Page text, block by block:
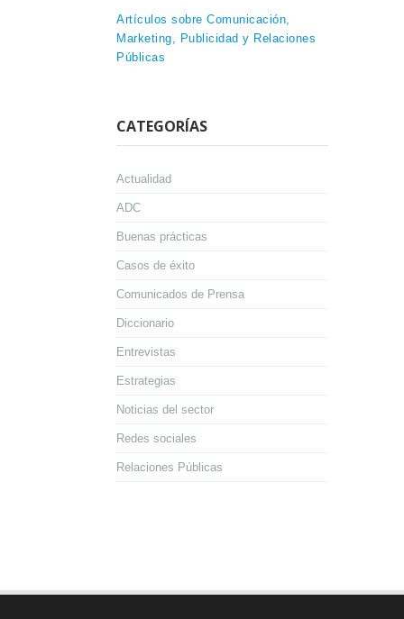
Artículos sobre Comunicación,
Marketing, Publicidad y Relaciones
Públicas
CATEGORÍAS
Actualidad
ADC
Buenas prácticas
Casos de éxito
Comunicados de Prensa
Diccionario
Entrevistas
Estrategias
Noticias del sector
Redes sociales
Relaciones Públicas